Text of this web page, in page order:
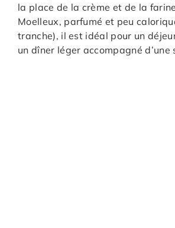
la place de la crème et de la
Moelleux, parfumé et peu
tranche), il est idéal pour un
un dîner léger accompagné d’une